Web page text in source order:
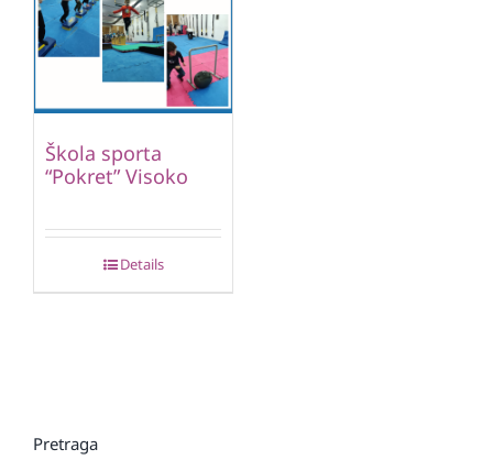
Škola sporta
“Pokret” Visoko
Details
Pretraga